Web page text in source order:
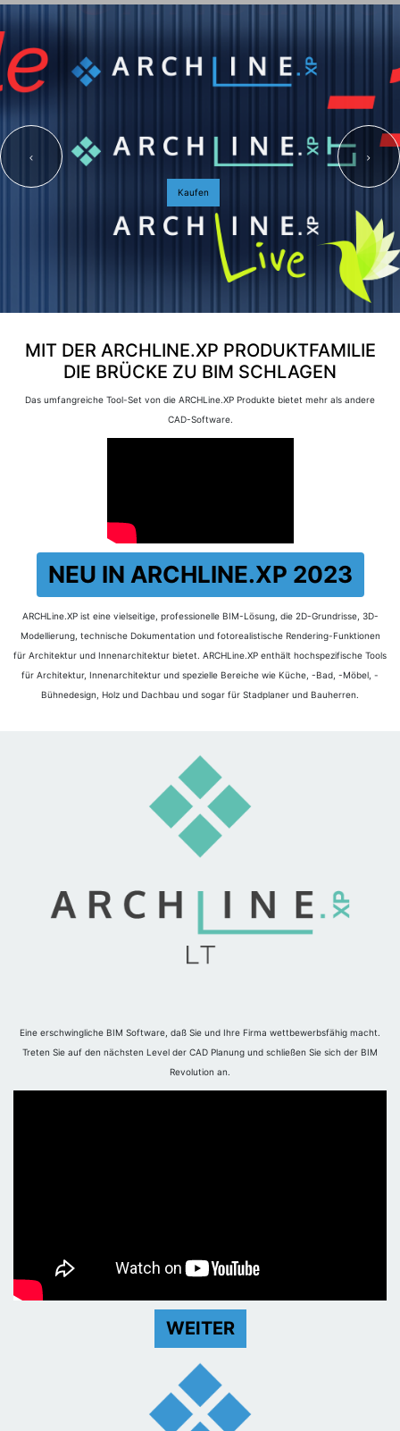
Kaufen
MIT DER ARCHLINE.XP PRODUKTFAMILIE
DIE BRÜCKE ZU BIM SCHLAGEN
Das umfangreiche Tool-Set von die ARCHLine.XP Produkte bietet mehr als andere
CAD-Software.
NEU IN ARCHLINE.XP 2023
ARCHLine.XP ist eine vielseitige, professionelle BIM-Lösung, die 2D-Grundrisse, 3D-
Modellierung, technische Dokumentation und fotorealistische Rendering-Funktionen
für Architektur und Innenarchitektur bietet. ARCHLine.XP enthält hochspezifische Tools
für Architektur, Innenarchitektur und spezielle Bereiche wie Küche, -Bad, -Möbel, -
Bühnedesign, Holz und Dachbau und sogar für Stadplaner und Bauherren.
Eine erschwingliche BIM Software, daß Sie und Ihre Firma wettbewerbsfähig macht.
Treten Sie auf den nächsten Level der CAD Planung und schließen Sie sich der BIM
Revolution an.
WEITER